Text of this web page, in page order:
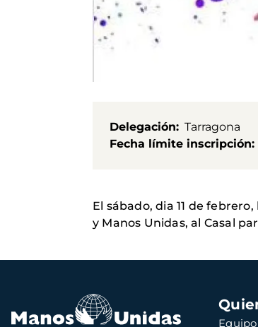
Delegación
Tarragona
Fecha límite inscripción
El sábado, dia 11 de
y Manos Unidas, al Casal
Navegación
principal
Equipo